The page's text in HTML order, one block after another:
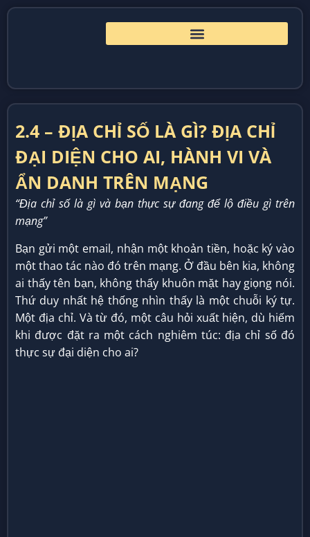
2.4 – ĐỊA CHỈ SỐ LÀ GÌ? ĐỊA CHỈ
ĐẠI DIỆN CHO AI, HÀNH VI VÀ
ẨN DANH TRÊN MẠNG
“Địa chỉ số là gì và bạn thực sự đang để lộ điều gì trên
mạng”
Bạn gửi một email, nhận một khoản tiền, hoặc ký vào
một thao tác nào đó trên mạng. Ở đầu bên kia, không
ai thấy tên bạn, không thấy khuôn mặt hay giọng nói.
Thứ duy nhất hệ thống nhìn thấy là một chuỗi ký tự.
Một địa chỉ. Và từ đó, một câu hỏi xuất hiện, dù hiếm
khi được đặt ra một cách nghiêm túc: địa chỉ số đó
thực sự đại diện cho ai?